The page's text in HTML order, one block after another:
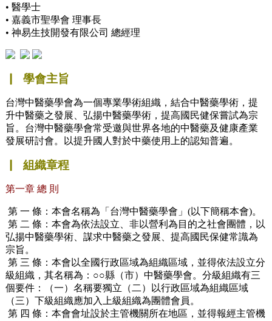
• 醫學士
• 嘉義市聖學會 理事長
• 神易生技開發有限公司 總經理
▏ 學會主旨
台灣中醫藥學會為一個專業學術組織，結合中醫藥學術，提
升中醫藥之發展、弘揚中醫藥學術，提高國民健保嘗試為宗
旨。台灣中醫藥學會常受邀與世界各地的中醫藥及健康產業
發展研討會。以提升國人對於中藥使用上的認知普遍。
▏ 組織章程
第一章 總 則
第 一 條：本會名稱為「台灣中醫藥學會」(以下簡稱本會)。
第 二 條：本會為依法設立、非以營利為目的之社會團體，以
弘揚中醫藥學術、謀求中醫藥之發展、提高國民保健常識為
宗旨。
第 三 條：本會以全國行政區域為組織區域，並得依法設立分
級組織，其名稱為：○○縣（市）中醫藥學會。分級組織有三
個要件：（一）名稱要獨立（二）以行政區域為組織區域
（三）下級組織應加入上級組織為團體會員。
第 四 條：本會會址設於主管機關所在地區，並得報經主管機